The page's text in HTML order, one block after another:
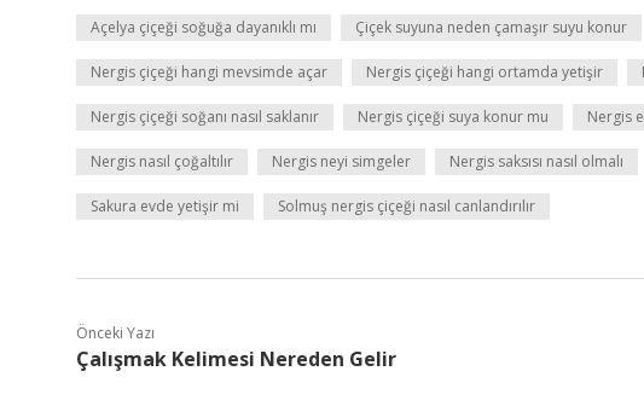
Açelya çiçeği soğuğa dayanıklı mı Çiçek suyuna neden çamaşır suyu konur
Nergis çiçeği hangi mevsimde açar Nergis çiçeği hangi ortamda yetişir
Nergis çiçeği soğanı nasıl saklanır Nergis çiçeği suya konur mu Nergis
Nergis nasıl çoğaltılır Nergis neyi simgeler Nergis saksısı nasıl olmalı
Sakura evde yetişir mi Solmuş nergis çiçeği nasıl canlandırılır
Önceki Yazı
Çalışmak Kelimesi Nereden Gelir